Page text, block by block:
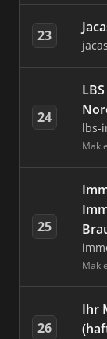
23
24
lbs-
25
26
Ihr